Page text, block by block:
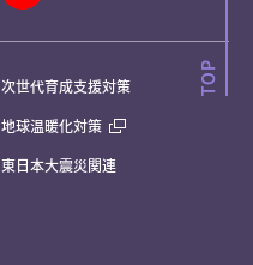
次世代育成支援対策
地球温暖化対策
東日本大震災関連